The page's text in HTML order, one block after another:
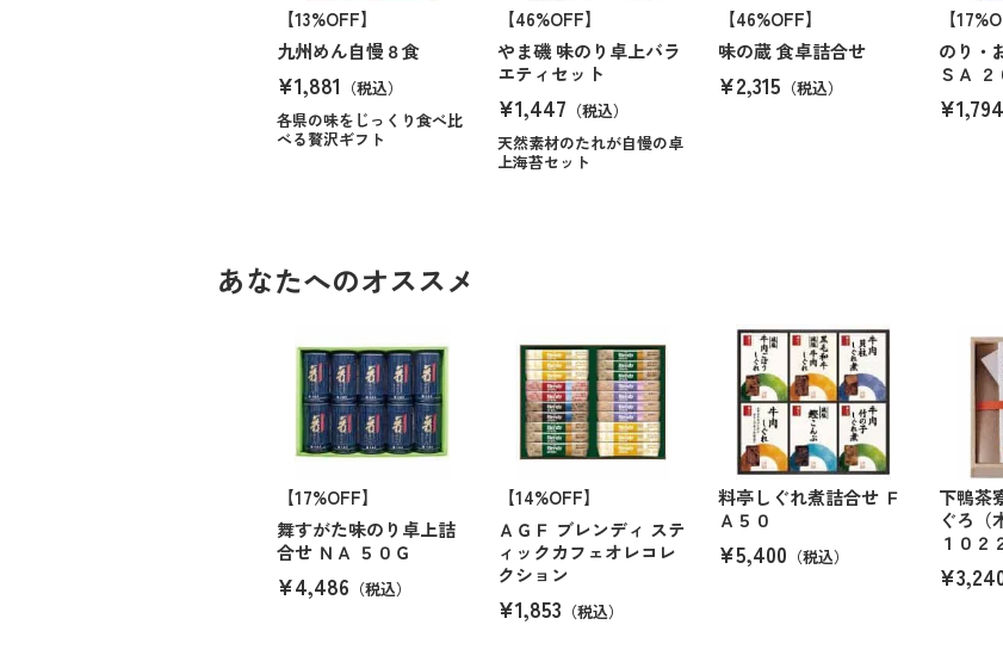
【13%OFF】
九州めん自慢８食
¥1,881 （税込）
各県の味をじっくり食べ比
べる贅沢ギフト
【46%OFF】
やま磯 味のり卓上バラ
エティセット
¥1,447 （税込）
天然素材のたれが自慢の卓
上海苔セット
【46%OFF】
味の蔵 食卓詰合せ
¥2,315 （税込）
【
のり・
ＳＡ ２
¥1,794
あなたへのオススメ
【17%OFF】
舞すがた味のり卓上詰
合せ ＮＡ ５０Ｇ
¥4,486 （税込）
【14%OFF】
ＡＧＦ ブレンディ ステ
ィックカフェオレコレ
クション
¥1,853 （税込）
料亭しぐれ煮詰合せ Ｆ
Ａ５０
¥5,400 （税込）
下鴨茶
ぐろ
１０２